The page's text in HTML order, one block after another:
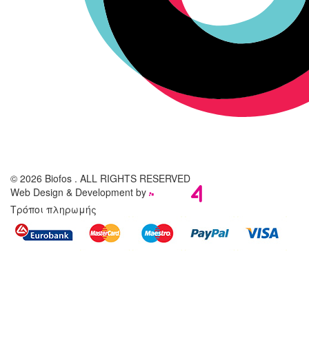
© 2026 Biofos . ALL RIGHTS RESERVED
Web Design & Development by
Τρόποι πληρωμής